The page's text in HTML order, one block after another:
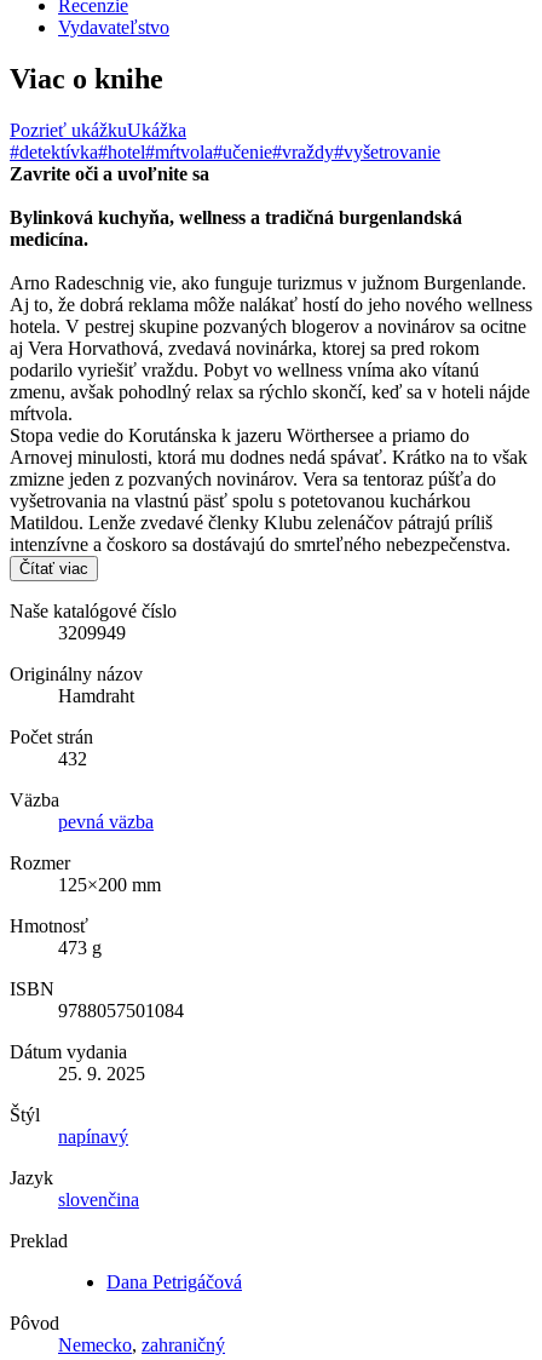
Recenzie
Vydavateľstvo
Viac o knihe
Pozrieť ukážkuUkážka
#detektívka#hotel#mŕtvola#učenie#vraždy#vyšetrovanie
Zavrite oči a uvoľnite sa
Bylinková kuchyňa, wellness a tradičná burgenlandská
medicína.
Arno Radeschnig vie, ako funguje turizmus v južnom Burgenlande.
Aj to, že dobrá reklama môže nalákať hostí do jeho nového wellness
hotela. V pestrej skupine pozvaných blogerov a novinárov sa ocitne
aj Vera Horvathová, zvedavá novinárka, ktorej sa pred rokom
podarilo vyriešiť vraždu. Pobyt vo wellness vníma ako vítanú
zmenu, avšak pohodlný relax sa rýchlo skončí, keď sa v hoteli nájde
mŕtvola.
Stopa vedie do Korutánska k jazeru Wörthersee a priamo do
Arnovej minulosti, ktorá mu dodnes nedá spávať. Krátko na to však
zmizne jeden z pozvaných novinárov. Vera sa tentoraz púšťa do
vyšetrovania na vlastnú päsť spolu s potetovanou kuchárkou
Matildou. Lenže zvedavé členky Klubu zelenáčov pátrajú príliš
intenzívne a čoskoro sa dostávajú do smrteľného nebezpečenstva.
Čítať viac
Naše katalógové číslo
3209949
Originálny názov
Hamdraht
Počet strán
432
Väzba
pevná väzba
Rozmer
125×200 mm
Hmotnosť
473 g
ISBN
9788057501084
Dátum vydania
25. 9. 2025
Štýl
napínavý
Jazyk
slovenčina
Preklad
Dana Petrigáčová
Pôvod
Nemecko, zahraničný